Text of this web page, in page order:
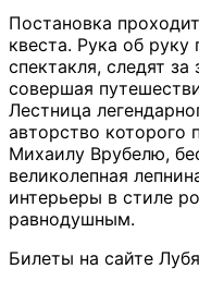
Постановка
квеста. Рука об руку
спектакля, следят
совершая
Лестница
авторство которого
Михаилу Врубелю,
великолепная
интерьеры в стиле
равнодушным.
Билеты на сайте